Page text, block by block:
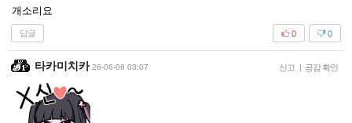
개소리요
답글 0
0
타카미치카 26-06-06 03:07 신고 | 공감 확인